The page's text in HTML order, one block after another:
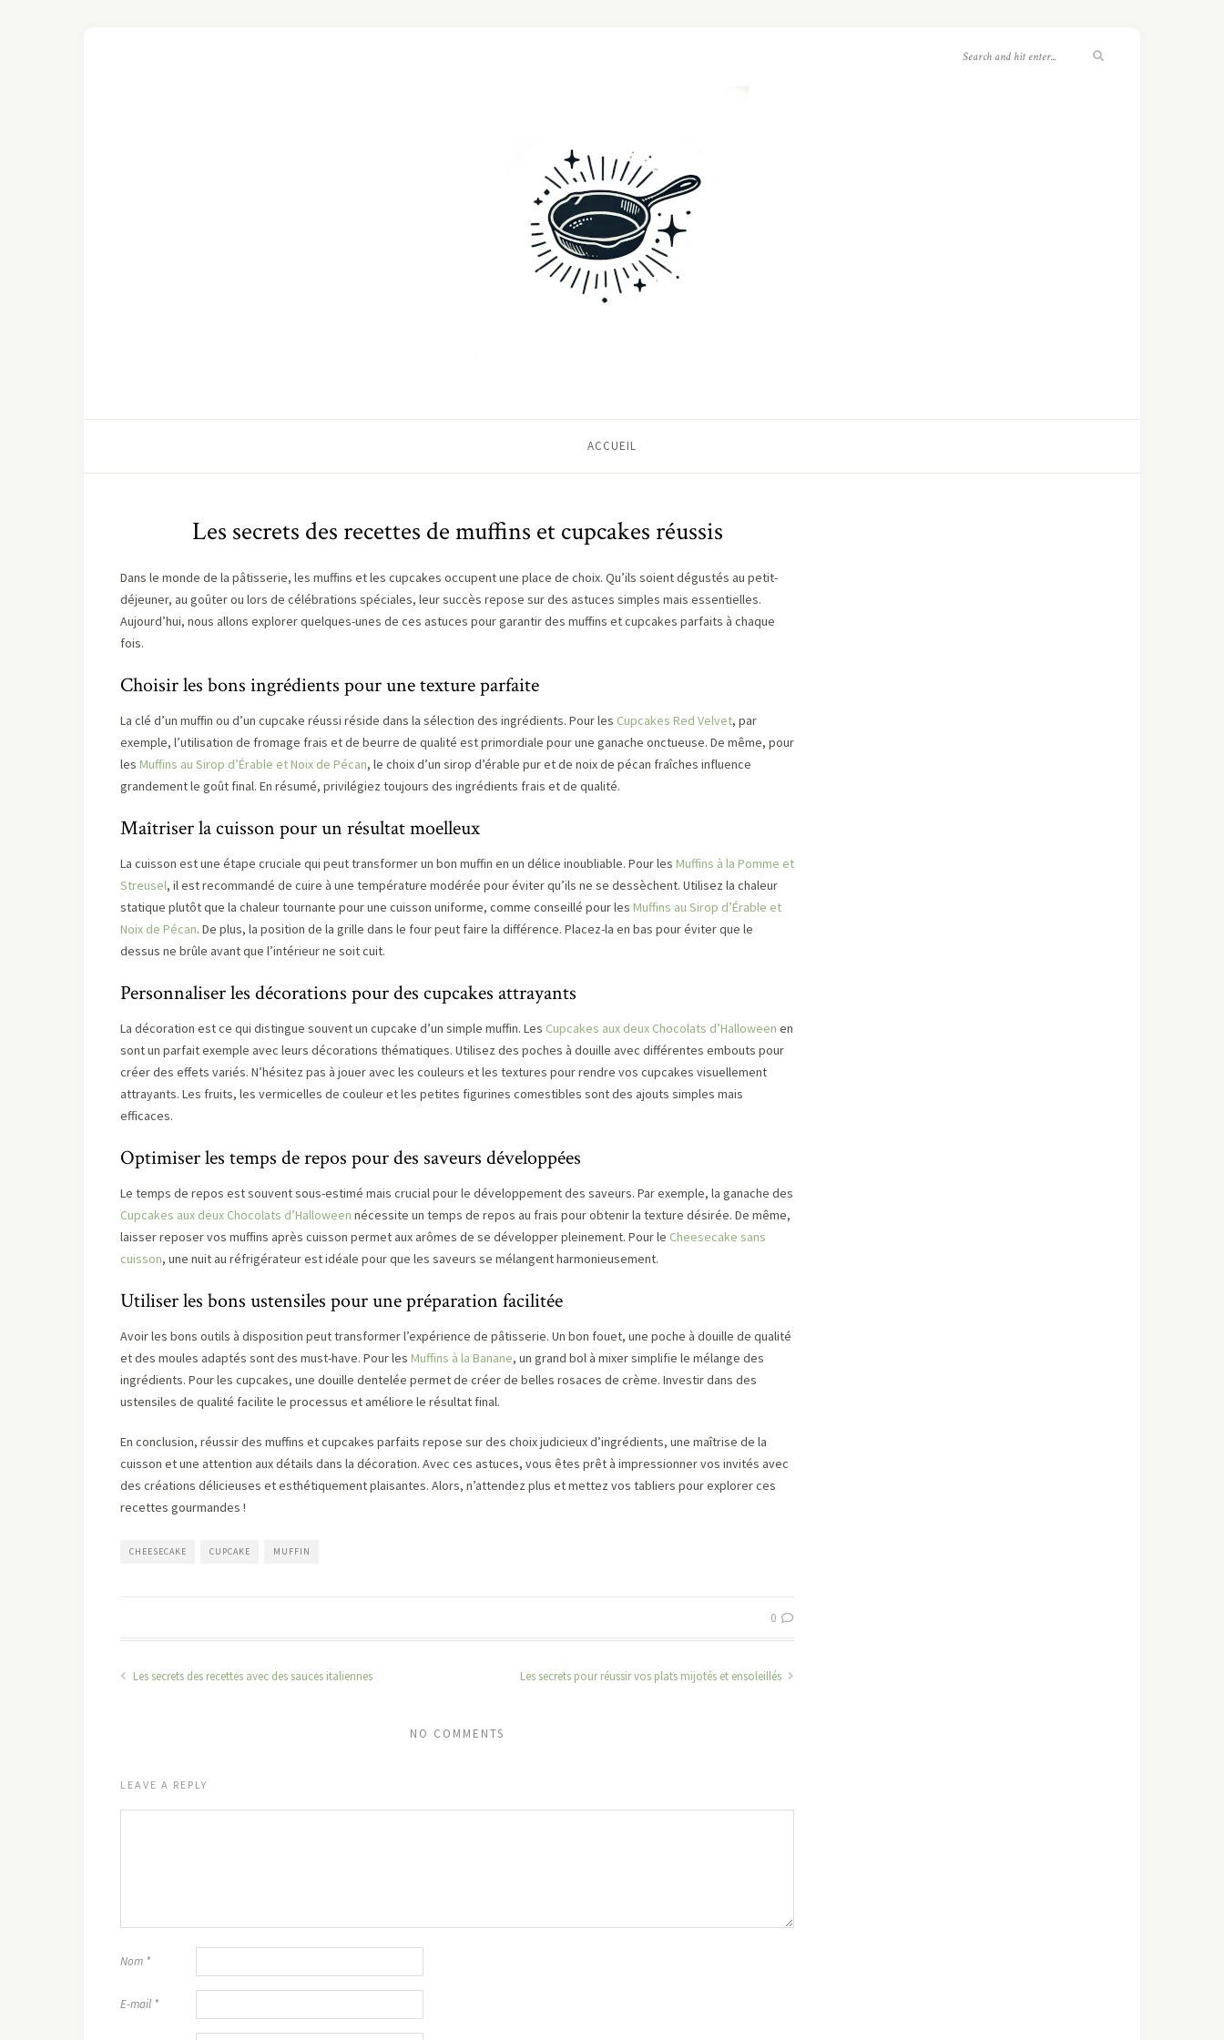
ACCUEIL
Les secrets des recettes de muffins et cupcakes réussis
Dans le monde de la pâtisserie, les muffins et les cupcakes occupent une place de choix. Qu’ils soient dégustés au petit-
déjeuner, au goûter ou lors de célébrations spéciales, leur succès repose sur des astuces simples mais essentielles.
Aujourd’hui, nous allons explorer quelques-unes de ces astuces pour garantir des muffins et cupcakes parfaits à chaque
fois.
Choisir les bons ingrédients pour une texture parfaite
La clé d’un muffin ou d’un cupcake réussi réside dans la sélection des ingrédients. Pour les Cupcakes Red Velvet, par
exemple, l’utilisation de fromage frais et de beurre de qualité est primordiale pour une ganache onctueuse. De même, pour
les Muffins au Sirop d’Érable et Noix de Pécan, le choix d’un sirop d’érable pur et de noix de pécan fraîches influence
grandement le goût final. En résumé, privilégiez toujours des ingrédients frais et de qualité.
Maîtriser la cuisson pour un résultat moelleux
La cuisson est une étape cruciale qui peut transformer un bon muffin en un délice inoubliable. Pour les Muffins à la Pomme et
Streusel, il est recommandé de cuire à une température modérée pour éviter qu’ils ne se dessèchent. Utilisez la chaleur
statique plutôt que la chaleur tournante pour une cuisson uniforme, comme conseillé pour les Muffins au Sirop d’Érable et
Noix de Pécan. De plus, la position de la grille dans le four peut faire la différence. Placez-la en bas pour éviter que le
dessus ne brûle avant que l’intérieur ne soit cuit.
Personnaliser les décorations pour des cupcakes attrayants
La décoration est ce qui distingue souvent un cupcake d’un simple muffin. Les Cupcakes aux deux Chocolats d’Halloween en
sont un parfait exemple avec leurs décorations thématiques. Utilisez des poches à douille avec différentes embouts pour
créer des effets variés. N’hésitez pas à jouer avec les couleurs et les textures pour rendre vos cupcakes visuellement
attrayants. Les fruits, les vermicelles de couleur et les petites figurines comestibles sont des ajouts simples mais
efficaces.
Optimiser les temps de repos pour des saveurs développées
Le temps de repos est souvent sous-estimé mais crucial pour le développement des saveurs. Par exemple, la ganache des
Cupcakes aux deux Chocolats d’Halloween nécessite un temps de repos au frais pour obtenir la texture désirée. De même,
laisser reposer vos muffins après cuisson permet aux arômes de se développer pleinement. Pour le Cheesecake sans
cuisson, une nuit au réfrigérateur est idéale pour que les saveurs se mélangent harmonieusement.
Utiliser les bons ustensiles pour une préparation facilitée
Avoir les bons outils à disposition peut transformer l’expérience de pâtisserie. Un bon fouet, une poche à douille de qualité
et des moules adaptés sont des must-have. Pour les Muffins à la Banane, un grand bol à mixer simplifie le mélange des
ingrédients. Pour les cupcakes, une douille dentelée permet de créer de belles rosaces de crème. Investir dans des
ustensiles de qualité facilite le processus et améliore le résultat final.
En conclusion, réussir des muffins et cupcakes parfaits repose sur des choix judicieux d’ingrédients, une maîtrise de la
cuisson et une attention aux détails dans la décoration. Avec ces astuces, vous êtes prêt à impressionner vos invités avec
des créations délicieuses et esthétiquement plaisantes. Alors, n’attendez plus et mettez vos tabliers pour explorer ces
recettes gourmandes !
CHEESECAKE CUPCAKE MUFFIN
0
Les secrets des recettes avec des sauces italiennes Les secrets pour réussir vos plats mijotés et ensoleillés
NO COMMENTS
LEAVE A REPLY
Nom *
E-mail *